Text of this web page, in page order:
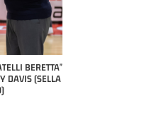
BERETTA"
(SELLA
MVP "FRATELLI